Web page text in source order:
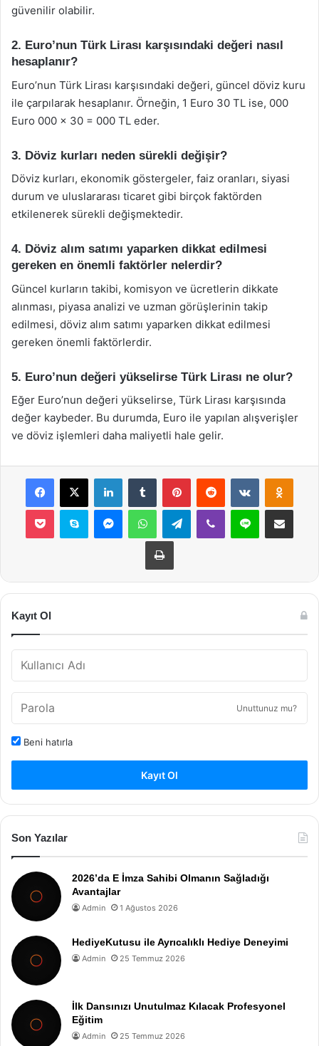
güvenilir olabilir.
2. Euro’nun Türk Lirası karşısındaki değeri nasıl
hesaplanır?
Euro’nun Türk Lirası karşısındaki değeri, güncel döviz kuru
ile çarpılarak hesaplanır. Örneğin, 1 Euro 30 TL ise, 000
Euro 000 x 30 = 000 TL eder.
3. Döviz kurları neden sürekli değişir?
Döviz kurları, ekonomik göstergeler, faiz oranları, siyasi
durum ve uluslararası ticaret gibi birçok faktörden
etkilenerek sürekli değişmektedir.
4. Döviz alım satımı yaparken dikkat edilmesi
gereken en önemli faktörler nelerdir?
Güncel kurların takibi, komisyon ve ücretlerin dikkate
alınması, piyasa analizi ve uzman görüşlerinin takip
edilmesi, döviz alım satımı yaparken dikkat edilmesi
gereken önemli faktörlerdir.
5. Euro’nun değeri yükselirse Türk Lirası ne olur?
Eğer Euro’nun değeri yükselirse, Türk Lirası karşısında
değer kaybeder. Bu durumda, Euro ile yapılan alışverişler
ve döviz işlemleri daha maliyetli hale gelir.
Facebook
X LinkedInTumblr PinterestReddit VKontakte
Pocket Skype MessengerWhatsAppTelegramViber Line E-Posta ile
Yazdır
Kayıt Ol
Unuttunuz mu?
Beni hatırla
Kayıt Ol
Son Yazılar
2026’da E İmza Sahibi Olmanın Sağladığı
Avantajlar
Admin 1 Ağustos 2026
HediyeKutusu ile Ayrıcalıklı Hediye Deneyimi
Admin 25 Temmuz 2026
İlk Dansınızı Unutulmaz Kılacak Profesyonel
Eğitim
Admin 25 Temmuz 2026